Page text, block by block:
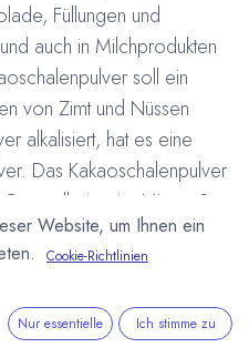
Füllungen und
auch in Milchprodukten
soll ein
von Zimt und Nüssen
alkalisiert, hat es eine
Das Kakaoschalenpulver
sein. Mit nur 2-
weniger Fett als stark
hat es deutlich
und Antioxidantien. Um
Website, um Ihnen ein
Cookie-Richtlinien
Nur essentielle Ich stimme zu